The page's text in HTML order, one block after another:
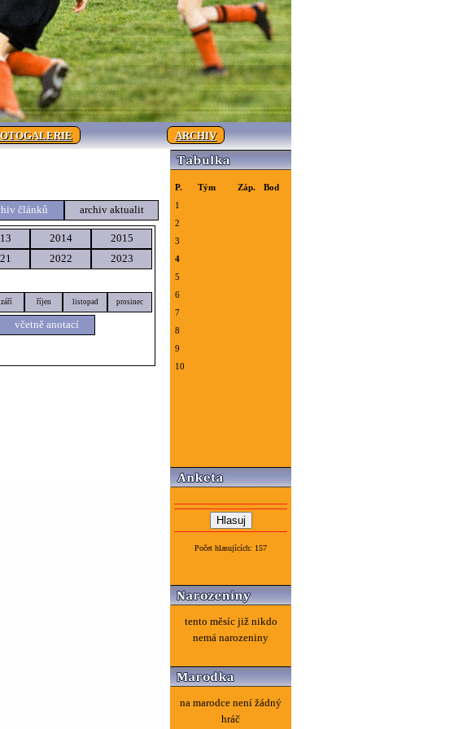
ARCHIV
článků archiv aktualit
2014
2015
2022
2023
září říjen listopad prosinec
včetně anotací
P. Tým Záp.
Bod
1
2
3
4
5
6
7
8
9
10
Počet hlasujících: 157
tento měsíc již nikdo
nemá narozeniny
na marodce není žádný
hráč